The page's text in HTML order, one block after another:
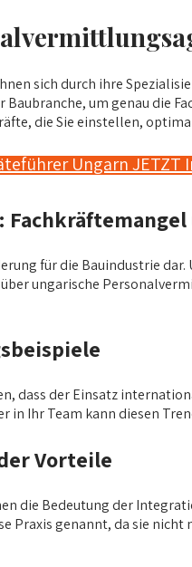
sich durch ihre
um genau die
die Sie einstellen,
Ungarn JETZT
für die Bauindustrie
ungarische
dass der Einsatz
in Ihr Team kann diesen
Vorteile
die Bedeutung der
Praxis genannt, da sie